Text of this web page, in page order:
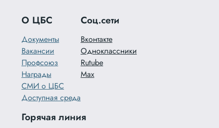
О ЦБС
Документы
Вакансии
Профсоюз
Награды
СМИ о ЦБС
Доступная среда
Соц.сети
Вконтакте
Одноклассники
Rutube
Max
Горячая линия